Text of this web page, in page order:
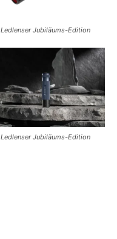
Ledlenser Jubiläums-Edition
Ledlenser Jubiläums-Edition